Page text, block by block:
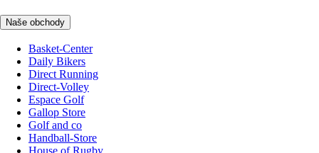
Naše obchody
Basket-Center
Daily Bikers
Direct Running
Direct-Volley
Espace Golf
Gallop Store
Golf and co
Handball-Store